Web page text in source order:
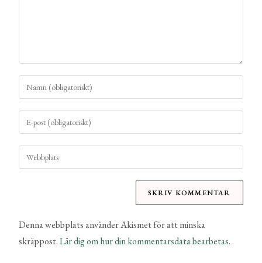
Denna webbplats använder Akismet för att minska
skräppost.Lär dig om hur din kommentarsdata bearbetas.